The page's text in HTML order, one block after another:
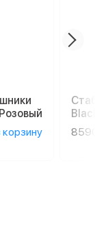
корзину